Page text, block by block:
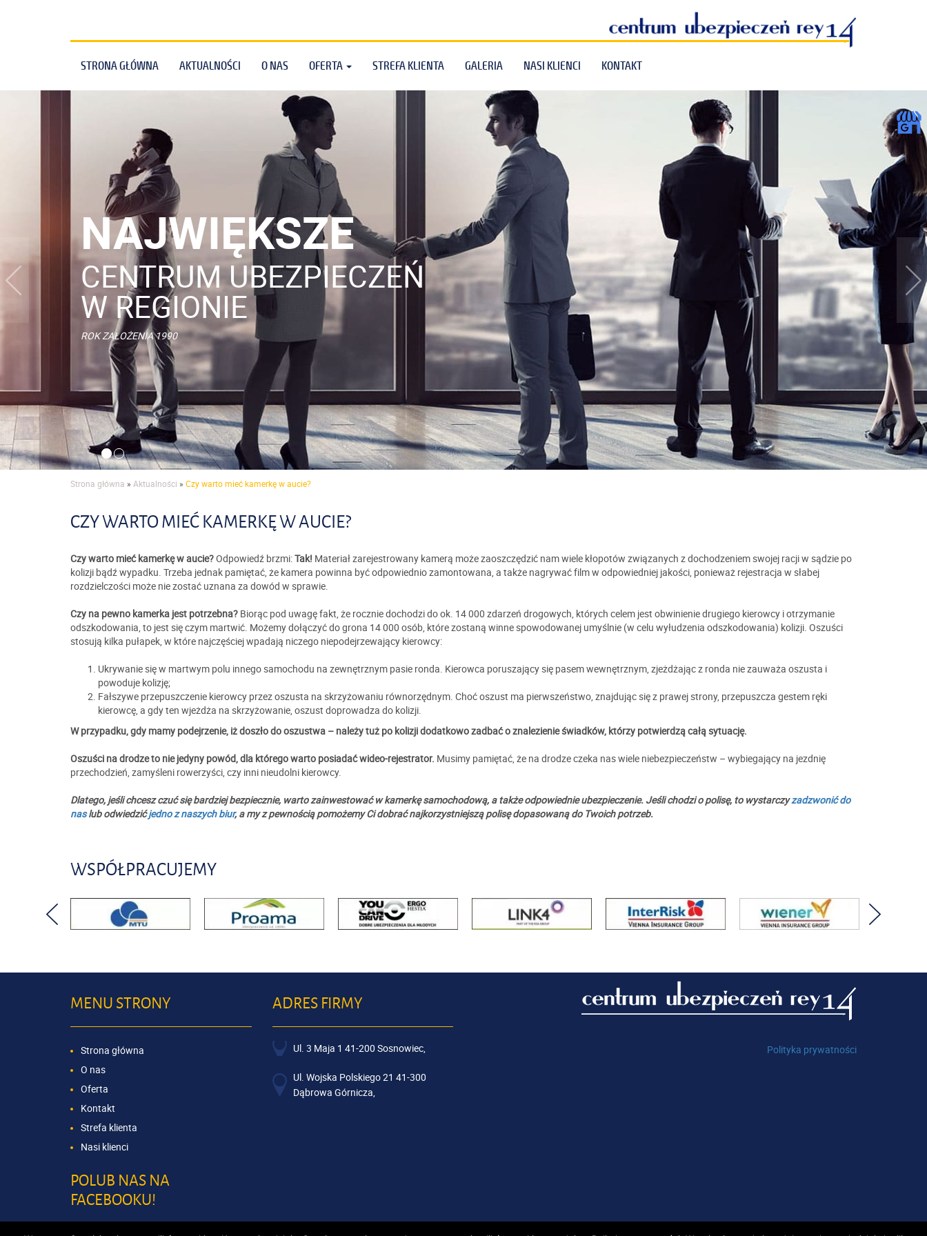
STRONA GŁÓWNA AKTUALNOŚCI O NAS OFERTA STREFA KLIENTA GALERIA NASI KLIENCI KONTAKT
NAJWIĘKSZE
CENTRUM UBEZPIECZEŃ
W REGIONIE
ROK ZAŁOŻENIA 1990
Strona główna » Aktualności » Czy warto mieć kamerkę w aucie?
CZY WARTO MIEĆ KAMERKĘ W AUCIE?
Czy warto mieć kamerkę w aucie?Odpowiedź brzmi:Tak! Materiał zarejestrowany kamerą może zaoszczędzić nam wiele kłopotów związanych z dochodzeniem swojej racji w sądzie po
kolizji bądź wypadku. Trzeba jednak pamiętać, że kamera powinna być odpowiednio zamontowana, a także nagrywać film w odpowiedniej jakości, ponieważ rejestracja w słabej
rozdzielczości może nie zostać uznana za dowód w sprawie.
Czy na pewno kamerka jest potrzebna? Biorąc pod uwagę fakt, że rocznie dochodzi do ok. 14 000 zdarzeń drogowych, których celem jest obwinienie drugiego kierowcy i otrzymanie
odszkodowania, to jest się czym martwić. Możemy dołączyć do grona 14 000 osób, które zostaną winne spowodowanej umyślnie (w celu wyłudzenia odszkodowania) kolizji. Oszuści
stosują kilka pułapek, w które najczęściej wpadają niczego niepodejrzewający kierowcy:
Ukrywanie się w martwym polu innego samochodu na zewnętrznym pasie ronda. Kierowca poruszający się pasem wewnętrznym, zjeżdżając z ronda nie zauważa oszusta i
powoduje kolizję;
Fałszywe przepuszczenie kierowcy przez oszusta na skrzyżowaniu równorzędnym. Choć oszust ma pierwszeństwo, znajdując się z prawej strony, przepuszcza gestem ręki
kierowcę, a gdy ten wjeżdża na skrzyżowanie, oszust doprowadza do kolizji.
W przypadku, gdy mamy podejrzenie, iż doszło do oszustwa – należy tuż po kolizji dodatkowo zadbać o znalezienie świadków, którzy potwierdzą całą sytuację.
Oszuści na drodze to nie jedyny powód, dla którego warto posiadać wideo-rejestrator. Musimy pamiętać, że na drodze czeka nas wiele niebezpieczeństw – wybiegający na jezdnię
przechodzień, zamyśleni rowerzyści, czy inni nieudolni kierowcy.
Dlatego, jeśli chcesz czuć się bardziej bezpiecznie, warto zainwestować w kamerkę samochodową, a także odpowiednie ubezpieczenie. Jeśli chodzi o polisę, to wystarczyzadzwonić do
naslub odwiedzićjedno z naszych biur, a my z pewnością pomożemy Ci dobrać najkorzystniejszą polisę dopasowaną do Twoich potrzeb.
WSPÓŁPRACUJEMY
MENU STRONY
Strona główna
O nas
Oferta
Kontakt
Strefa klienta
Nasi klienci
POLUB NAS NA
FACEBOOKU!
ADRES FIRMY
Ul. 3 Maja 1 41-200 Sosnowiec,
Ul. Wojska Polskiego 21 41-300
Dąbrowa Górnicza,
Polityka prywatności